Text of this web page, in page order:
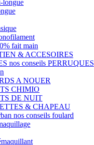
longue
fait main
& ACCESOIRES
nos conseils PERRUQUES
A NOUER
CHIMIO
DE NUIT
& CHAPEAU
nos conseils foulard